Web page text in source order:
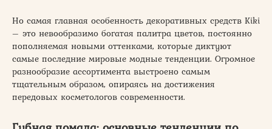
Но самая главная особенность декоративных средств Kiki
– это невообразимо богатая палитра цветов, постоянно
пополняемая новыми оттенками, которые диктуют
самые последние мировые модные тенденции. Огромное
разнообразие ассортимента выстроено самым
тщательным образом, опираясь на достижения
передовых косметологов современности.